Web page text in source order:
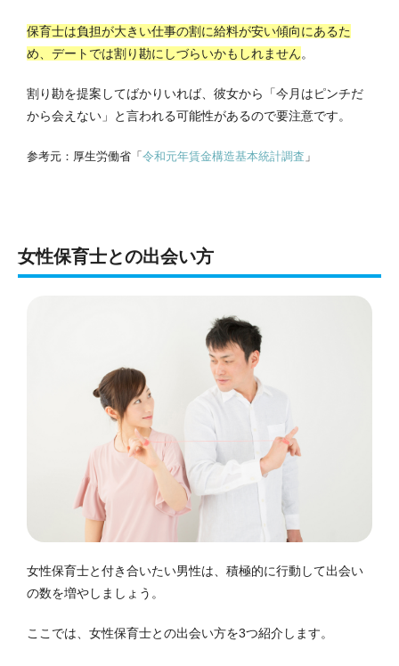
保育士は負担が大きい仕事の割に給料が安い傾向にあるた
め、デートでは割り勘にしづらいかもしれません。
割り勘を提案してばかりいれば、彼女から「今月はピンチだ
から会えない」と言われる可能性があるので要注意です。
参考元：厚生労働省「令和元年賃金構造基本統計調査 」
女性保育士との出会い方
女性保育士と付き合いたい男性は、積極的に行動して出会い
の数を増やしましょう。
ここでは、女性保育士との出会い方を3つ紹介します。